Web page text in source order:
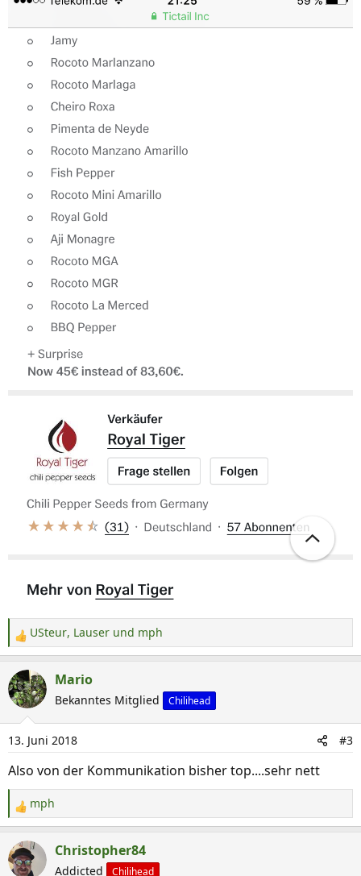
R
e
a
k
t
i
o
n
:
USteur, Lauser und mph
Mario
Bekanntes Mitglied Chilihead
13. Juni 2018 #3
Also von der Kommunikation bisher top....sehr nett
R
e
a
k
mph
Christopher84
Addicted Chilihead